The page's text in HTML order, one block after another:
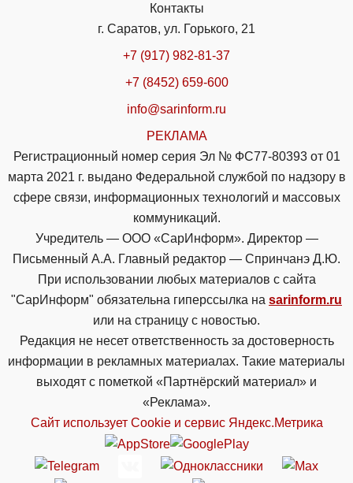
Контакты
г. Саратов, ул. Горького, 21
+7 (917) 982-81-37
+7 (8452) 659-600
info@sarinform.ru
РЕКЛАМА
Регистрационный номер серия Эл № ФС77-80393 от 01
марта 2021 г. выдано Федеральной службой по надзору в
сфере связи, информационных технологий и массовых
коммуникаций.
Учредитель — ООО «СарИнформ». Директор —
Письменный А.А. Главный редактор — Спринчанэ Д.Ю.
При использовании любых материалов с сайта
"СарИнформ" обязательна гиперссылка на sarinform.ru
или на страницу с новостью.
Редакция не несет ответственность за достоверность
информации в рекламных материалах. Такие материалы
выходят с пометкой «Партнёрский материал» и
«Реклама».
Сайт использует Cookie и сервиc Яндекс.Метрика